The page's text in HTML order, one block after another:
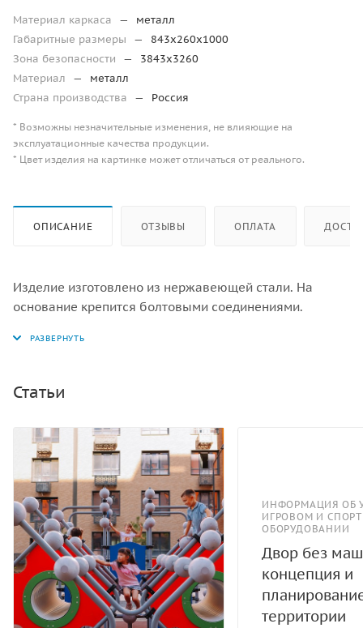
Материал каркаса —
металл
Габаритные размеры
—
843х260х1000
Зона безопасности
—
3843х3260
Материал
—
металл
Страна производства
— Россия
* Возможны незначительные изменения, не влияющие на
эксплуатационные качества продукции.
* Цвет изделия на картинке может отличаться от реального.
ОПИСАНИЕ ОТЗЫВЫ ОПЛАТА
Изделие изготовлено из нержавеющей стали. На
основание крепится болтовыми соединениями.
Статьи
ИНФОРМАЦИЯ ОБ
ИГРОВОМ И
ОБОРУДОВАНИИ
Двор без
концепция и
территории